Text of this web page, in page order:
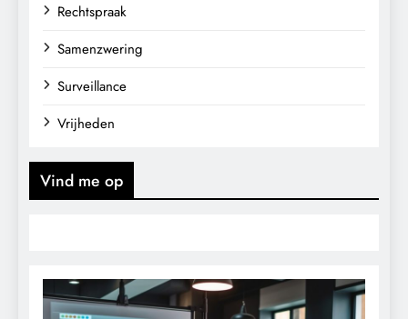
Rechtspraak
Samenzwering
Surveillance
Vrijheden
Vind me op